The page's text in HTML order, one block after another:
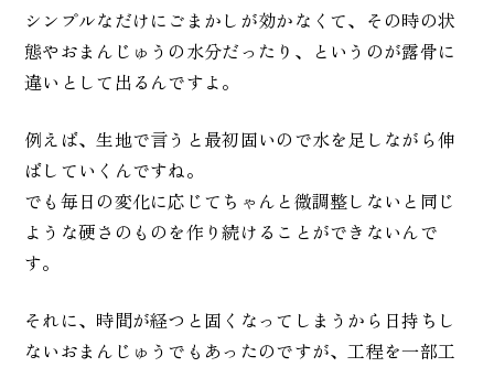
シンプルなだけにごまかしが効かなくて、その時の状
態やおまんじゅうの水分だったり、というのが露骨に
違いとして出るんですよ。
例えば、生地で言うと最初固いので水を足しながら伸
ばしていくんですね。
でも毎日の変化に応じてちゃんと微調整しないと同じ
ような硬さのものを作り続けることができないんで
す。
それに、時間が経つと固くなってしまうから日持ちし
ないおまんじゅうでもあったのですが、工程を一部工